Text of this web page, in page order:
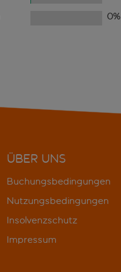
0%
ÜBER UNS
Buchungsbedingungen
Nutzungsbedingungen
Insolvenzschutz
Impressum